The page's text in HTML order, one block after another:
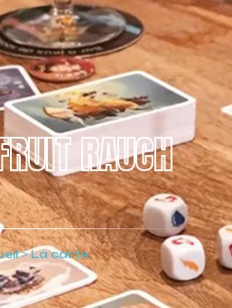
RAUCH
>La carte